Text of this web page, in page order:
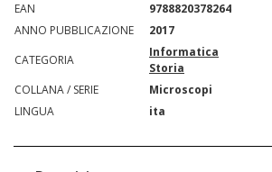
EAN
9788820378264
ANNO PUBBLICAZIONE
2017
CATEGORIA
Informatica
Storia
COLLANA / SERIE
Microscopi
LINGUA
ita